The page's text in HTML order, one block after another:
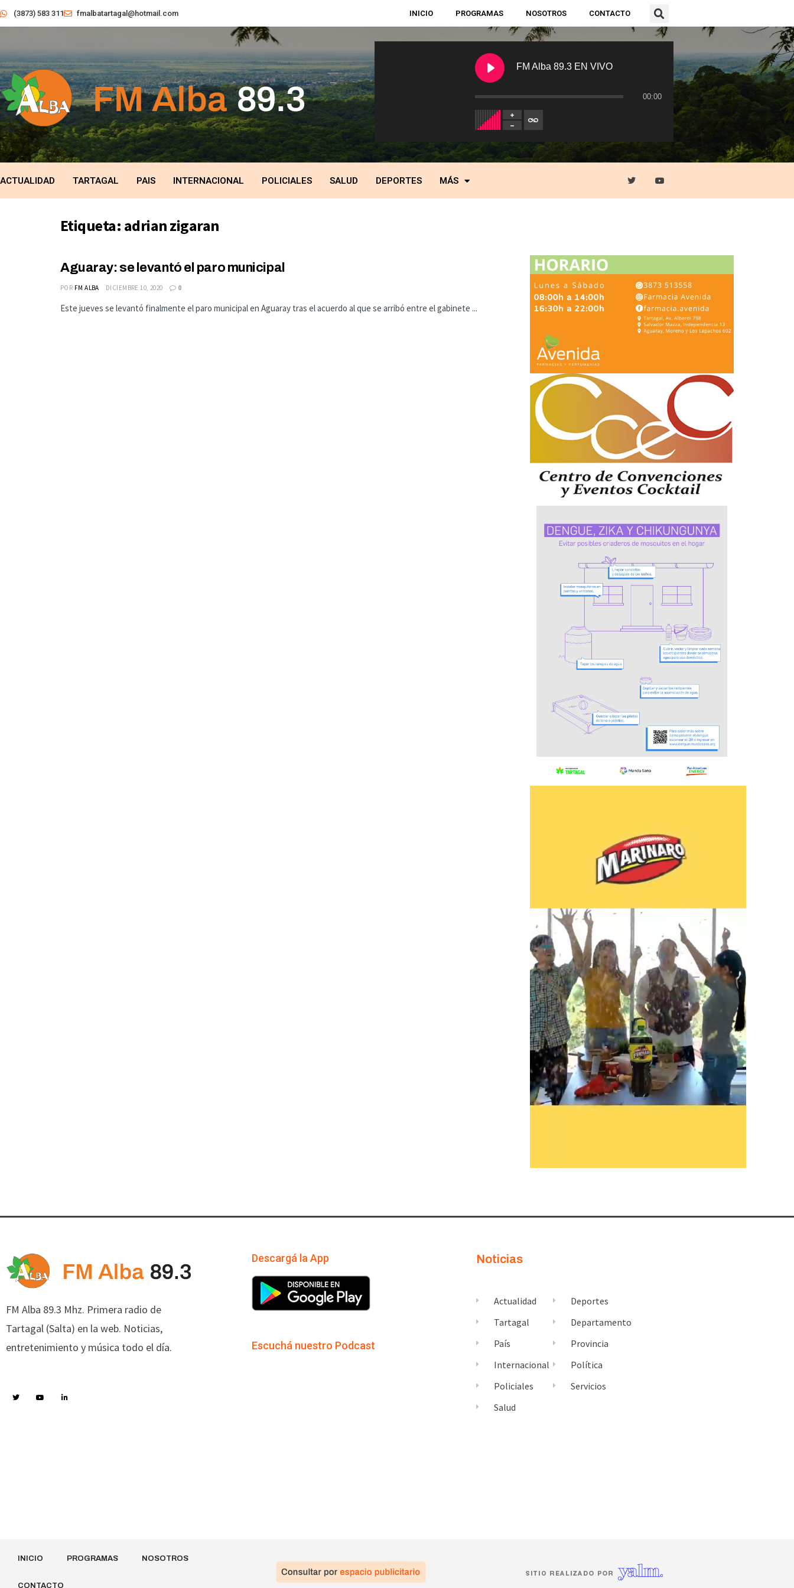
(3873) 583 311 fmalbatartagal@hotmail.com INICIO PROGRAMAS NOSOTROS CONTACTO
FM Alba 89.3 EN VIVO
00:00
ACTUALIDAD TARTAGAL PAIS INTERNACIONAL POLICIALES SALUD DEPORTES MÁS
Etiqueta: adrian zigaran
Aguaray: se levantó el paro municipal
POR FM ALBA DICIEMBRE 10, 2020 0
Este jueves se levantó finalmente el paro municipal en Aguaray tras el acuerdo al que se arribó entre el gabinete ...
FM Alba 89.3 Mhz. Primera radio de
Tartagal (Salta) en la web. Noticias,
entretenimiento y música todo el día.
Descargá la App
Escuchá nuestro Podcast
Noticias
Actualidad
Tartagal
País
Internacional
Policiales
Salud
Deportes
Departamento
Provincia
Política
Servicios
INICIO PROGRAMAS NOSOTROS
CONTACTO